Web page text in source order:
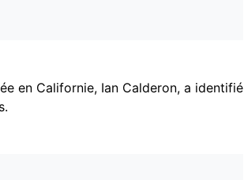
en Californie, Ian Calderon, a identifié